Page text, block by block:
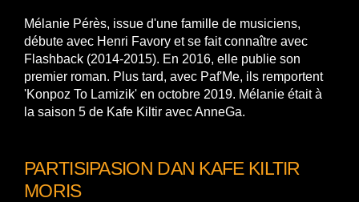
Mélanie Pérès, issue d'une famille de musiciens,
débute avec Henri Favory et se fait connaître avec
Flashback (2014-2015). En 2016, elle publie son
premier roman. Plus tard, avec Paf'Me, ils remportent
'Konpoz To Lamizik' en octobre 2019. Mélanie était à
la saison 5 de Kafe Kiltir avec AnneGa.
PARTISIPASION DAN KAFE KILTIR
MORIS